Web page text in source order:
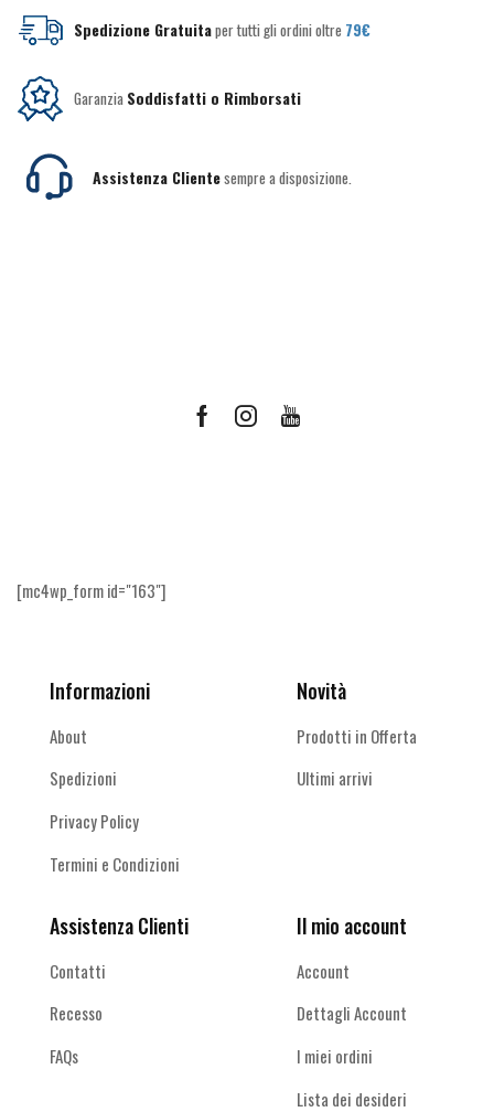
Spedizione Gratuitaper tutti gli ordini oltre 79€
GaranziaSoddisfatti o Rimborsati
Assistenza Clientesempre a disposizione.
FacebookInstagramYoutube
[mc4wp_form id="163"]
Informazioni
About
Spedizioni
Privacy Policy
Termini e Condizioni
Novità
Prodotti in Offerta
Ultimi arrivi
Assistenza Clienti
Contatti
Recesso
FAQs
Il mio account
Account
Dettagli Account
I miei ordini
Lista dei desideri